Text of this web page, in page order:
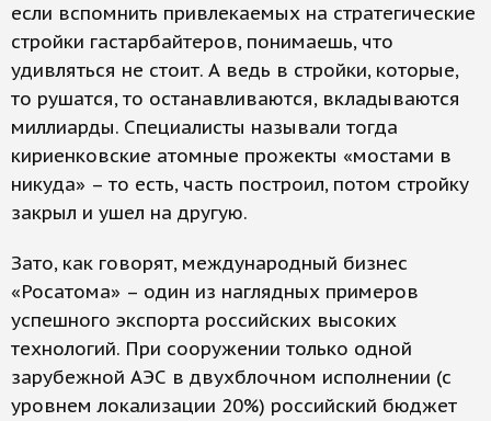
если вспомнить привлекаемых на стратегические
стройки гастарбайтеров, понимаешь, что
удивляться не стоит. А ведь в стройки, которые,
то рушатся, то останавливаются, вкладываются
миллиарды. Специалисты называли тогда
кириенковские атомные прожекты «мостами в
никуда» – то есть, часть построил, потом стройку
закрыл и ушел на другую.
Зато, как говорят, международный бизнес
«Росатома» – один из наглядных примеров
успешного экспорта российских высоких
технологий. При сооружении только одной
зарубежной АЭС в двухблочном исполнении (с
уровнем локализации 20%) российский бюджет